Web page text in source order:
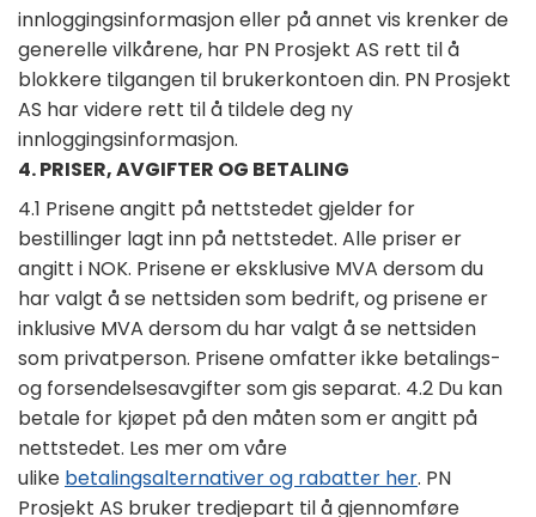
innloggingsinformasjon eller på annet vis krenker de
generelle vilkårene, har PN Prosjekt AS rett til å
blokkere tilgangen til brukerkontoen din. PN Prosjekt
AS har videre rett til å tildele deg ny
innloggingsinformasjon.
4. PRISER, AVGIFTER OG BETALING
4.1 Prisene angitt på nettstedet gjelder for
bestillinger lagt inn på nettstedet. Alle priser er
angitt i NOK. Prisene er eksklusive MVA dersom du
har valgt å se nettsiden som bedrift, og prisene er
inklusive MVA dersom du har valgt å se nettsiden
som privatperson. Prisene omfatter ikke betalings-
og forsendelsesavgifter som gis separat. 4.2 Du kan
betale for kjøpet på den måten som er angitt på
nettstedet. Les mer om våre
ulike betalingsalternativer og rabatter her. PN
Prosjekt AS bruker tredjepart til å gjennomføre